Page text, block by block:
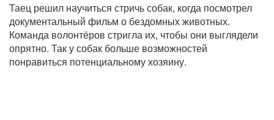
Таец решил научиться стричь собак, когда посмотрел
документальный фильм о бездомных животных.
Команда волонтёров стригла их, чтобы они выглядели
опрятно. Так у собак больше возможностей
понравиться потенциальному хозяину.